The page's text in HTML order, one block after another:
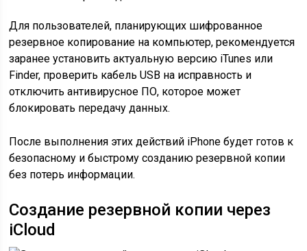
Для пользователей, планирующих шифрованное
резервное копирование на компьютер, рекомендуется
заранее установить актуальную версию iTunes или
Finder, проверить кабель USB на исправность и
отключить антивирусное ПО, которое может
блокировать передачу данных.
После выполнения этих действий iPhone будет готов к
безопасному и быстрому созданию резервной копии
без потерь информации.
Создание резервной копии через
iCloud